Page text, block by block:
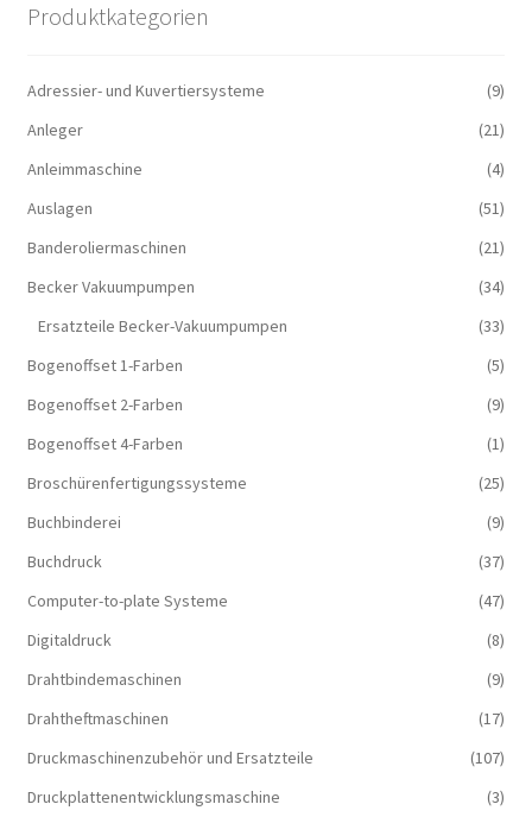
Produktkategorien
Adressier- und Kuvertiersysteme
(9)
Anleger
(21)
Anleimmaschine
(4)
Auslagen
(51)
Banderoliermaschinen
(21)
Becker Vakuumpumpen
(34)
Ersatzteile Becker-Vakuumpumpen
(33)
Bogenoffset 1-Farben
(5)
Bogenoffset 2-Farben
(9)
Bogenoffset 4-Farben
(1)
Broschürenfertigungssysteme
(25)
Buchbinderei
(9)
Buchdruck
(37)
Computer-to-plate Systeme
(47)
Digitaldruck
(8)
Drahtbindemaschinen
(9)
Drahtheftmaschinen
(17)
Druckmaschinenzubehör und Ersatzteile
(107)
Druckplattenentwicklungsmaschine
(3)